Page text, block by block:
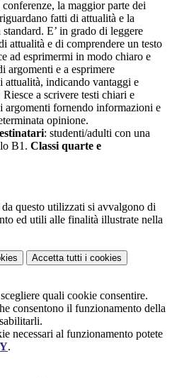
la maggior parte dei
fatti di attualità e la
E’ in grado di leggere
attualità e di comprendere un testo
ad esprimermi in modo chiaro e
argomenti e a esprimere
attualità, indicando vantaggi e
a scrivere testi chiari e
argomenti fornendo informazioni e
opinione.
: studenti/adulti con una
B1. Classi quarte e
questo utilizzati si avvalgono di
ed utili alle finalità illustrate nella
Accetta tutti i cookies
quali cookie consentire.
consentono il funzionamento della
necessari al funzionamento potete
.